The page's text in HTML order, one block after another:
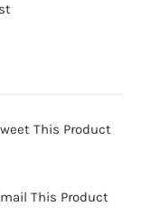
This Product
This Product